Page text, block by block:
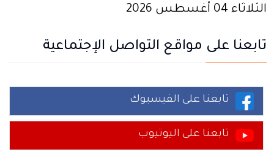
الثلاثاء 04 أغسطس 2026
تابعنا على مواقع التواصل الإجتماعية
تابعنا على الفيسبوك
تابعنا على اليوتيوب